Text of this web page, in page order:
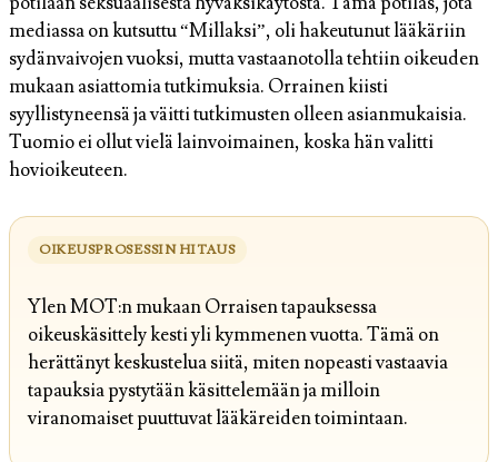
mediassa on kutsuttu “Millaksi”, oli hakeutunut lääkäriin
sydänvaivojen vuoksi, mutta vastaanotolla tehtiin oikeuden
mukaan asiattomia tutkimuksia. Orrainen kiisti
syyllistyneensä ja väitti tutkimusten olleen asianmukaisia.
Tuomio ei ollut vielä lainvoimainen, koska hän valitti
hovioikeuteen.
OIKEUSPROSESSIN HITAUS
Ylen MOT:n mukaan Orraisen tapauksessa
oikeuskäsittely kesti yli kymmenen vuotta. Tämä on
herättänyt keskustelua siitä, miten nopeasti vastaavia
tapauksia pystytään käsittelemään ja milloin
viranomaiset puuttuvat lääkäreiden toimintaan.